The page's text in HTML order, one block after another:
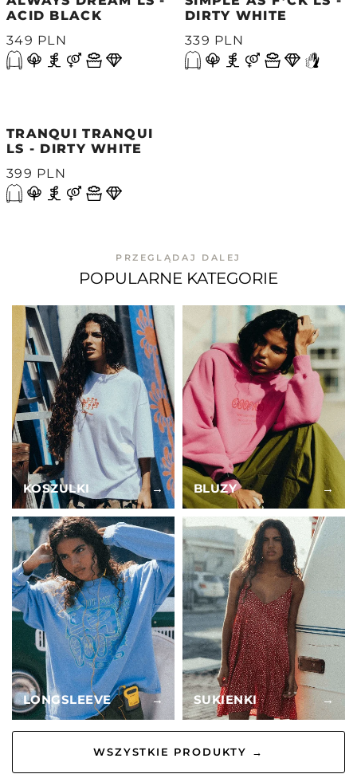
ACID BLACK
349 PLN
DIRTY WHITE
339 PLN
TRANQUI TRANQUI
LS - DIRTY WHITE
399 PLN
PRZEGLĄDAJ DALEJ
POPULARNE KATEGORIE
KOSZULKI → BLUZY →
LONGSLEEVE → SUKIENKI →
WSZYSTKIE PRODUKTY →